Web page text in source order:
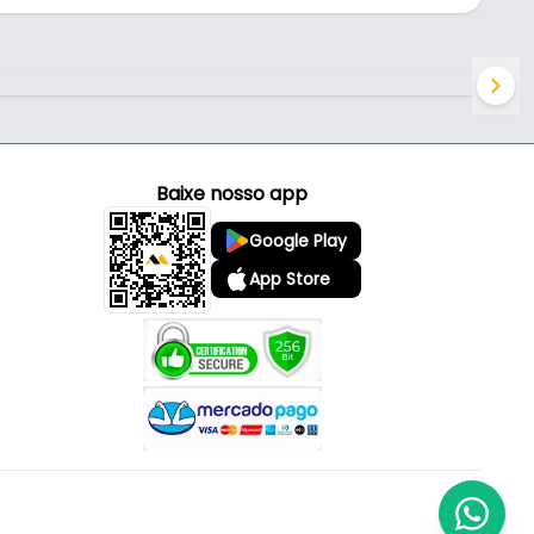
Baixe nosso app
Google Play
App Store